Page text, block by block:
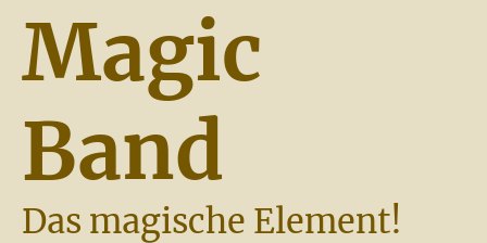
Magic
Band
Das magische Element!